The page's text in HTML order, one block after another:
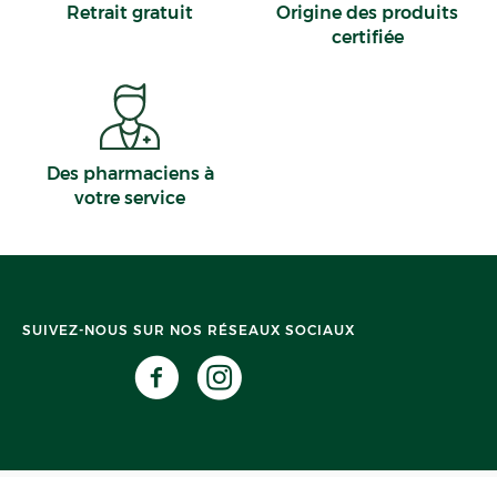
Retrait gratuit
Origine des produits
certifiée
Des pharmaciens à
votre service
SUIVEZ-NOUS SUR NOS RÉSEAUX SOCIAUX